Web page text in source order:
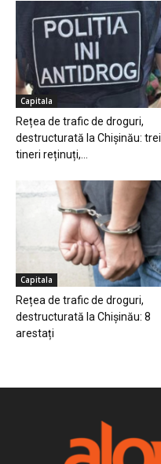
Capitala
Rețea de trafic de droguri,
destructurată la Chișinău: trei
tineri reținuți,...
Capitala
Rețea de trafic de droguri,
destructurată la Chișinău: 8
arestați